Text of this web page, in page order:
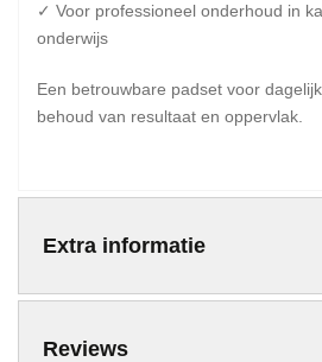
✓ Voor professioneel onderhoud in
onderwijs
Een betrouwbare padset voor
behoud van resultaat en oppervlak.
Extra informatie
Reviews